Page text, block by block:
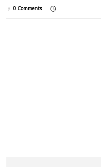
0 Comments